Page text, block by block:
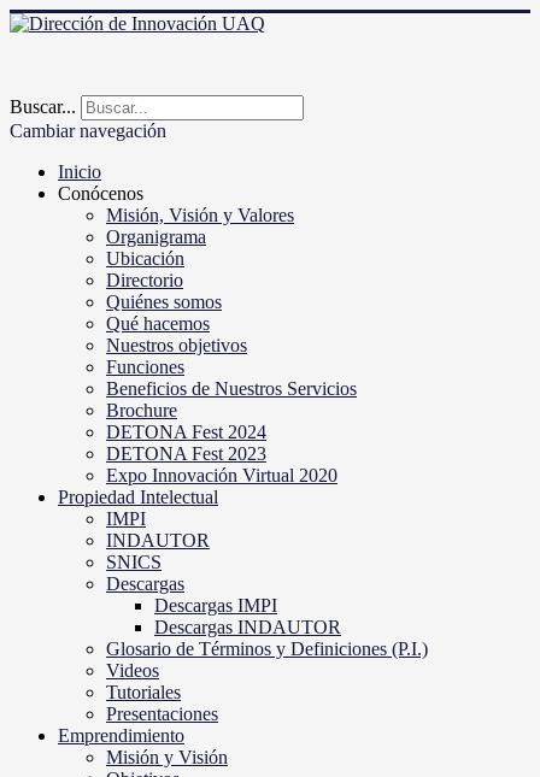
Buscar...
Cambiar navegación
Inicio
Conócenos
Misión, Visión y Valores
Organigrama
Ubicación
Directorio
Quiénes somos
Qué hacemos
Nuestros objetivos
Funciones
Beneficios de Nuestros Servicios
Brochure
DETONA Fest 2024
DETONA Fest 2023
Expo Innovación Virtual 2020
Propiedad Intelectual
IMPI
INDAUTOR
SNICS
Descargas
Descargas IMPI
Descargas INDAUTOR
Glosario de Términos y Definiciones (P.I.)
Videos
Tutoriales
Presentaciones
Emprendimiento
Misión y Visión